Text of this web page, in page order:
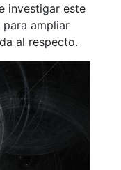
investigar este
ampliar
al respecto.